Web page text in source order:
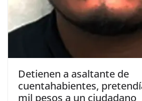
Detienen a asaltante de
cuentahabientes,
mil pesos a un ciudadano